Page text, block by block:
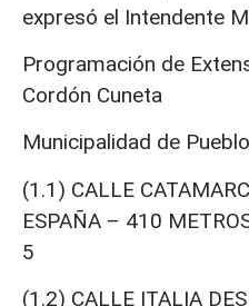
expresó el Intendente
Programación de
Cordón Cuneta
Municipalidad de
(1.1) CALLE
ESPAÑA – 410
5
(1.2) CALLE ITALIA